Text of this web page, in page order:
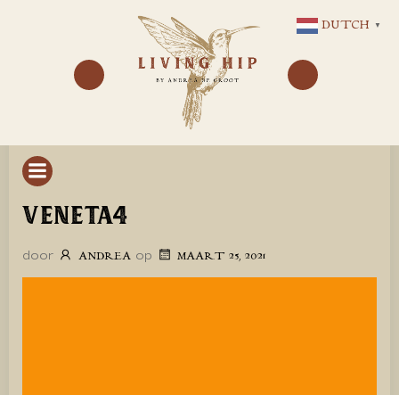
NAAR
DE
INHOUD
VENETA4
door ANDREA op MAART 25, 2021
DUTCH ▼